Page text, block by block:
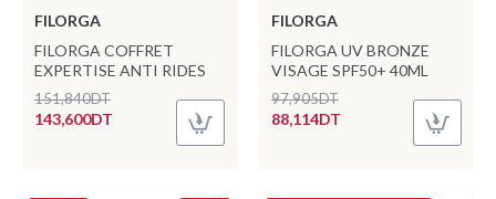
FILORGA
FILORGA COFFRET
EXPERTISE ANTI RIDES
143,600DT
151,840DT
FILORGA
FILORGA UV BRONZE
VISAGE SPF50+ 40ML
88,114DT
97,905DT